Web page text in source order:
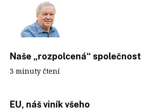
Naše „rozpolcená“ společnost
3 minuty čtení
EU, náš viník všeho